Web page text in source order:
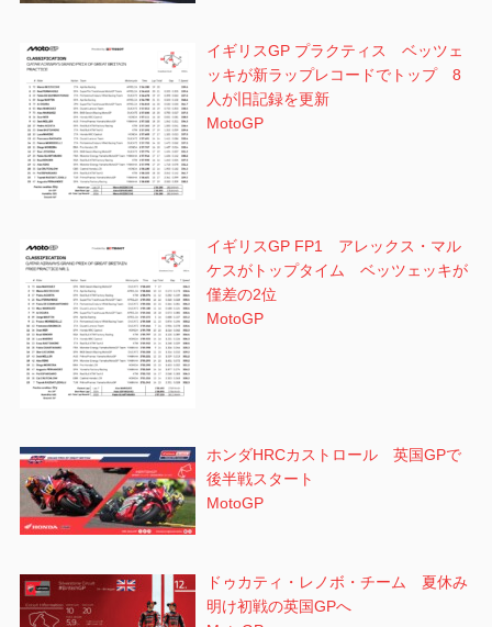
イギリスGP プラクティス ベッツェ
ッキが新ラップレコードでトップ 8
人が旧記録を更新
MotoGP
イギリスGP FP1 アレックス・マル
ケスがトップタイム ベッツェッキが
僅差の2位
MotoGP
ホンダHRCカストロール 英国GPで
後半戦スタート
MotoGP
ドゥカティ・レノボ・チーム 夏休み
明け初戦の英国GPへ